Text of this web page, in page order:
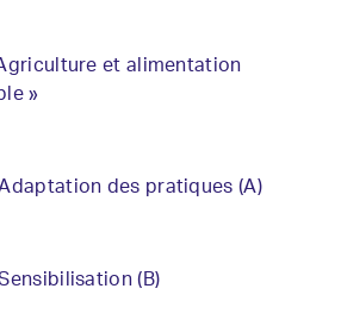
et alimentation
»
des pratiques (A)
(B)